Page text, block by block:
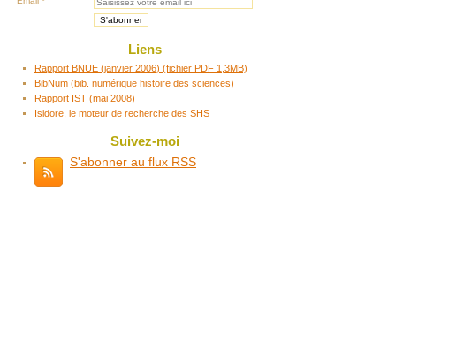
Liens
Rapport BNUE (janvier 2006) (fichier PDF 1,3MB)
BibNum (bib. numérique histoire des sciences)
Rapport IST (mai 2008)
Isidore, le moteur de recherche des SHS
Suivez-moi
S'abonner au flux RSS